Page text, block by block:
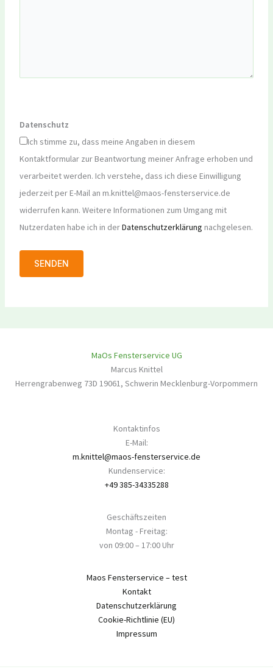
Datenschutz
Ich stimme zu, dass meine Angaben in diesem
Kontaktformular zur Beantwortung meiner Anfrage erhoben und
verarbeitet werden. Ich verstehe, dass ich diese Einwilligung
jederzeit per E-Mail an m.knittel@maos-fensterservice.de
widerrufen kann. Weitere Informationen zum Umgang mit
Nutzerdaten habe ich in derDatenschutzerklärung nachgelesen.
MaOs Fensterservice UG
Marcus Knittel
Herrengrabenweg 73D 19061, Schwerin Mecklenburg-Vorpommern
Kontaktinfos
E-Mail:
m.knittel@maos-fensterservice.de
Kundenservice:
+49 385-34335288
Geschäftszeiten
Montag - Freitag:
von 09:00 – 17:00 Uhr
Maos Fensterservice – test
Kontakt
Datenschutzerklärung
Cookie-Richtlinie (EU)
Impressum